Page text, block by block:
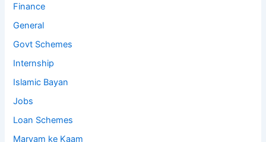
Finance
General
Govt Schemes
Internship
Islamic Bayan
Jobs
Loan Schemes
Maryam ke Kaam